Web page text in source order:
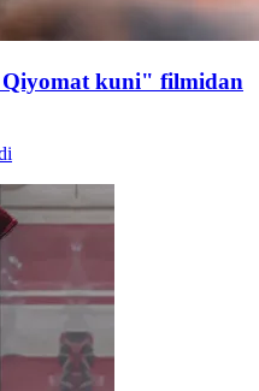
kuni" filmidan